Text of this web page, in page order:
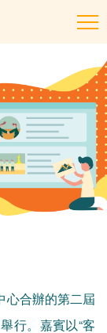
心合辦的第二屆
行。嘉賓以“客